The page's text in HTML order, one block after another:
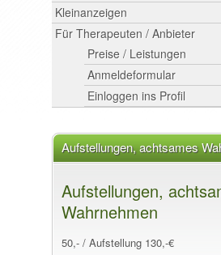
Kleinanzeigen
Für Therapeuten / Anbieter
Preise / Leistungen
Anmeldeformular
Einloggen ins Profil
Aufstellungen, achtsames
Seminare / Workshops
Aufstellungen,
Wahrnehmen
50,- / Aufstellung 130,-€